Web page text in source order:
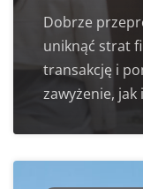
Dobrze
uniknąć strat
transakcję i
zawyżenie,